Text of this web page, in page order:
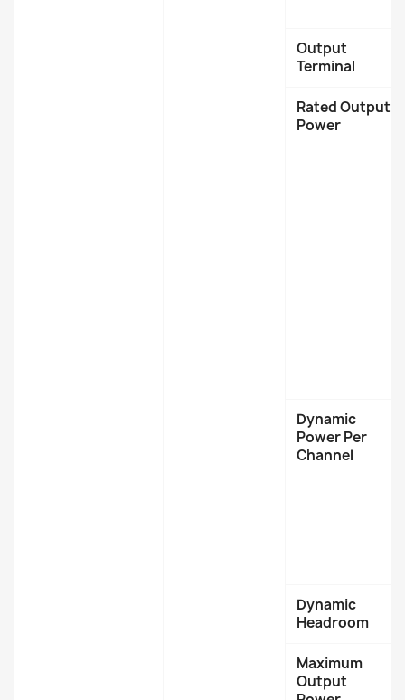
Output
Terminal
Rated Output
Power
Dynamic
Power Per
Channel
Dynamic
Headroom
Maximum
Output